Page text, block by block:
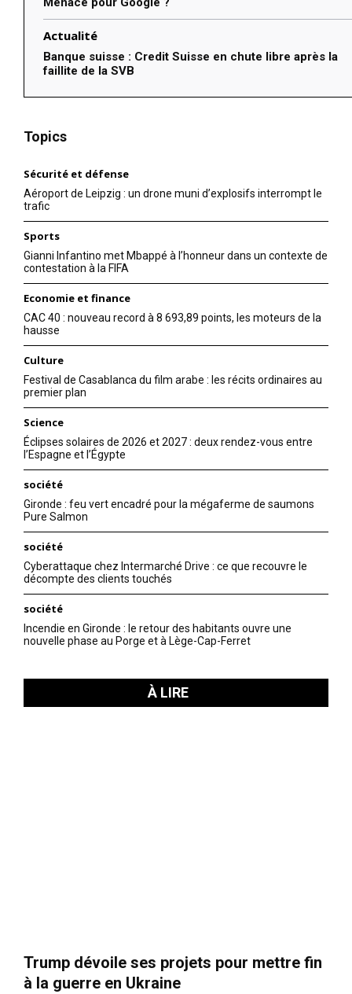
Actualité
Banque suisse : Credit Suisse en chute libre après la
faillite de la SVB
Topics
Sécurité et défense
Aéroport de Leipzig : un drone muni d’explosifs interrompt le
trafic
Sports
Gianni Infantino met Mbappé à l’honneur dans un contexte de
contestation à la FIFA
Economie et finance
CAC 40 : nouveau record à 8 693,89 points, les moteurs de la
hausse
Culture
Festival de Casablanca du film arabe : les récits ordinaires au
premier plan
Science
Éclipses solaires de 2026 et 2027 : deux rendez-vous entre
l’Espagne et l’Égypte
société
Gironde : feu vert encadré pour la mégaferme de saumons
Pure Salmon
société
Cyberattaque chez Intermarché Drive : ce que recouvre le
décompte des clients touchés
société
Incendie en Gironde : le retour des habitants ouvre une
nouvelle phase au Porge et à Lège-Cap-Ferret
À LIRE
Trump dévoile ses projets pour mettre fin
à la guerre en Ukraine